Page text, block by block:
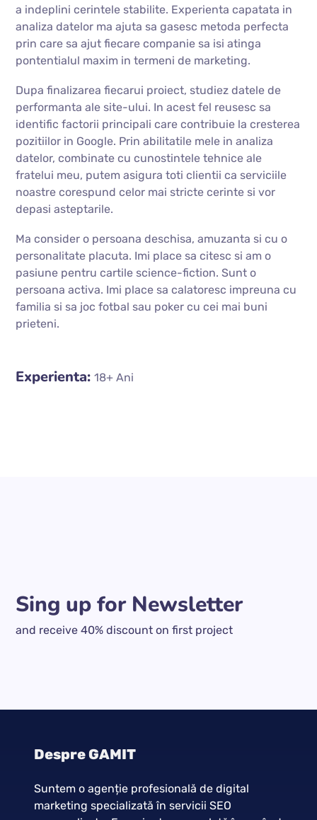
a indeplini cerintele stabilite. Experienta capatata in
analiza datelor ma ajuta sa gasesc metoda perfecta
prin care sa ajut fiecare companie sa isi atinga
pontentialul maxim in termeni de marketing.
Dupa finalizarea fiecarui proiect, studiez datele de
performanta ale site-ului. In acest fel reusesc sa
identific factorii principali care contribuie la cresterea
pozitiilor in Google. Prin abilitatile mele in analiza
datelor, combinate cu cunostintele tehnice ale
fratelui meu, putem asigura toti clientii ca serviciile
noastre corespund celor mai stricte cerinte si vor
depasi asteptarile.
Ma consider o persoana deschisa, amuzanta si cu o
personalitate placuta. Imi place sa citesc si am o
pasiune pentru cartile science-fiction. Sunt o
persoana activa. Imi place sa calatoresc impreuna cu
familia si sa joc fotbal sau poker cu cei mai buni
prieteni.
Experienta: 18+ Ani
Sing up for Newsletter
and receive 40% discount on first project
Despre GAMIT
Suntem o agenție profesională de digital
marketing specializată în servicii SEO